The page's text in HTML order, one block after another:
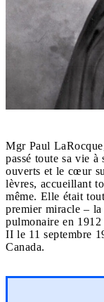
Mgr Paul
passé toute sa vie
ouverts et le cœur
lèvres, accueillant
même. Elle était
premier miracle –
pulmonaire en
II le 11 septembre
Canada.